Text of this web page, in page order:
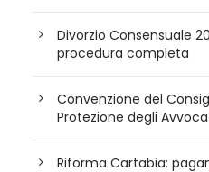
Divorzio Consensuale
procedura completa
Convenzione del
Protezione degli
Riforma Cartabia: